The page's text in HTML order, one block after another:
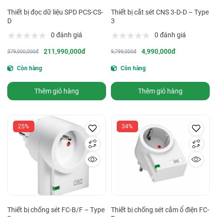
Thiết bị đọc dữ liệu SPD PCS-CS-
D
0 đánh giá
379,000,000đ 211,990,000đ
Còn hàng
Thêm giỏ hàng
Thiết bị cắt sét CNS 3-D-D – Type
3
0 đánh giá
9,799,000đ 4,990,000đ
Còn hàng
Thêm giỏ hàng
25%
Thiết bị chống sét FC-B/F – Type
34%
Thiết bị chống sét cắm ổ điện FC-